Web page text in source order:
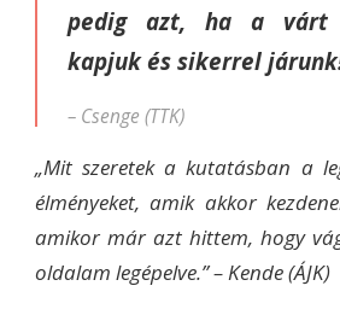
pedig azt, ha a várt
kapjuk és sikerrel
– Csenge (TTK)
„Mit szeretek a kutatásban a
élményeket, amik akkor
amikor már azt hittem, hogy
oldalam legépelve.”–Kende (ÁJK)